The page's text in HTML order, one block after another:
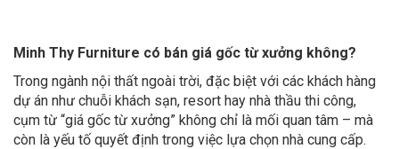
Minh Thy Furniture có bán giá gốc từ xưởng không?
Trong ngành nội thất ngoài trời, đặc biệt với các khách hàng
dự án như chuỗi khách sạn, resort hay nhà thầu thi công,
cụm từ “giá gốc từ xưởng” không chỉ là mối quan tâm – mà
còn là yếu tố quyết định trong việc lựa chọn nhà cung cấp.